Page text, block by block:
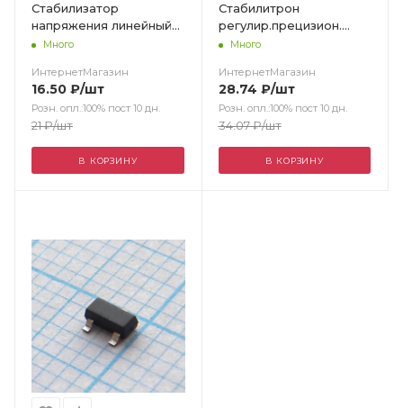
Стабилизатор
напряжения линейный
регулируемый
0...+70°C Rвых=22Ом
Много
ИнтернетМагазин
16.50 ₽/шт
Розн. опл.:100% пост 10 дн.
21₽/шт
В КОРЗИНУ
Стабилитрон
регулир.прецизион.
2.495В....36В 100мА
Много
ИнтернетМагазин
28.74 ₽/шт
Розн. опл.:100% пост 10 дн.
34.07₽/шт
В КОРЗИНУ